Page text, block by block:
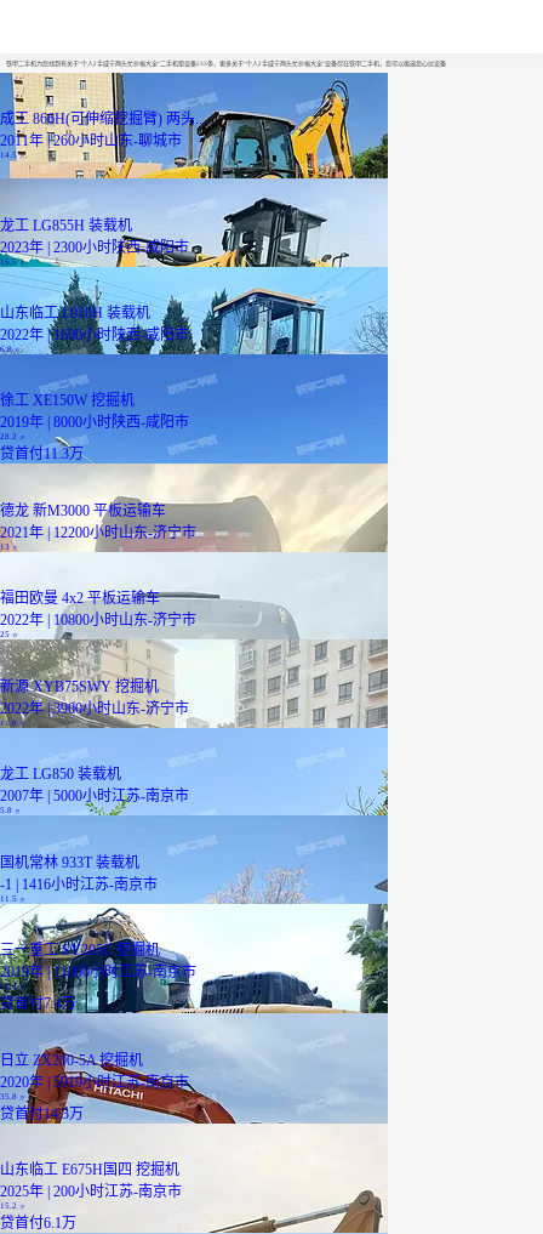
铁甲二手机为您找到有关于“个人2手咸宁两头忙价格大全”二手机型设备233条，更多关于“个人2手咸宁两头忙价格大全”设备尽在铁甲二手机，您可以挑选您心仪设备
成工 866H(可伸缩挖掘臂) 两头...
2011年 | 260小时山东-聊城市
14.5万
龙工 LG855H 装载机
2023年 | 2300小时陕西-咸阳市
16.5 万
山东临工 L918H 装载机
2022年 | 1600小时陕西-咸阳市
6.8万
徐工 XE150W 挖掘机
2019年 | 8000小时陕西-咸阳市
28.2 万
贷首付11.3万
德龙 新M3000 平板运输车
2021年 | 12200小时山东-济宁市
13 万
福田欧曼 4x2 平板运输车
2022年 | 10800小时山东-济宁市
25 万
新源 XYB75SWY 挖掘机
2022年 | 3900小时山东-济宁市
11.8 万
龙工 LG850 装载机
2007年 | 5000小时江苏-南京市
5.8 万
国机常林 933T 装载机
-1 | 1416小时江苏-南京市
11.5 万
三一重工 SY205C 挖掘机
2019年 | 11000小时江苏-南京市
18.5万
贷首付7.4万
日立 ZX200-5A 挖掘机
2020年 | 5919小时江苏-南京市
35.8
贷首付14.3万
山东临工 E675H国四 挖掘机
2025年 | 200小时江苏-南京市
15.2 万
贷首付6.1万